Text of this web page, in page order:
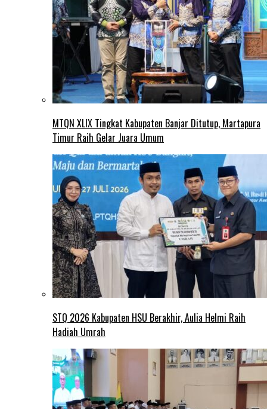
MTQN XLIX Tingkat Kabupaten Banjar Ditutup, Martapura
Timur Raih Gelar Juara Umum
STQ 2026 Kabupaten HSU Berakhir, Aulia Helmi Raih
Hadiah Umrah